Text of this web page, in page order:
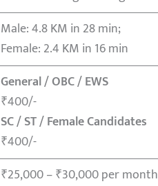
Male: 4.8 KM in 28 min;
Female: 2.4 KM in 16 min
General / OBC / EWS
₹400/-
SC / ST / Female Candidates
₹400/-
₹25,000 – ₹30,000 per month